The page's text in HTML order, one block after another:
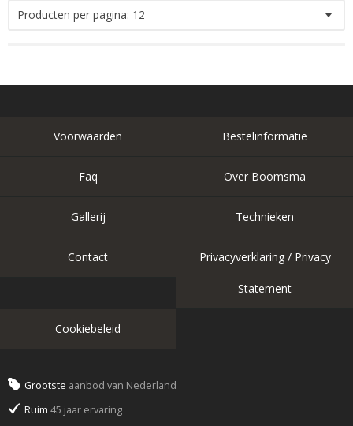
Producten per pagina: 12
Voorwaarden Bestelinformatie
Faq Over Boomsma
Gallerij Technieken
Contact Privacyverklaring / Privacy
Statement
Cookiebeleid
Grootste aanbod van Nederland
Ruim 45 jaar ervaring